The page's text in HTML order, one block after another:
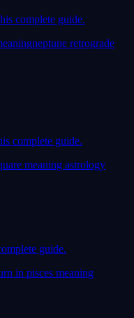
complete guide.
neptune retrograde
complete guide.
meaning astrology
guide.
in pisces meaning